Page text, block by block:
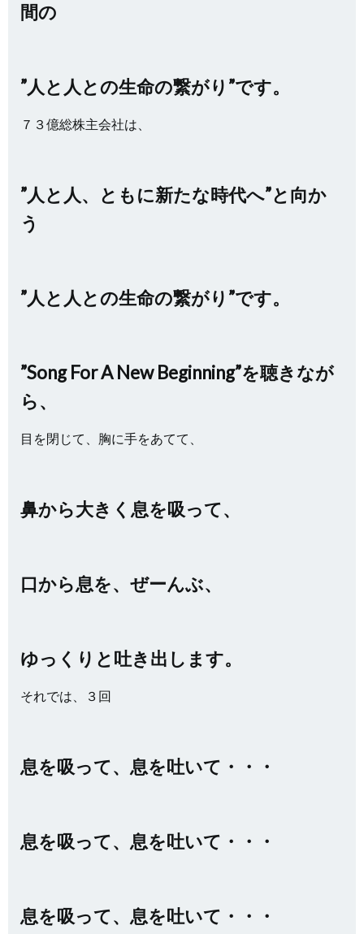
間の
”人と人との生命の繋がり”です。
７３億総株主会社は、
”人と人、ともに新たな時代へ”と向か
う
”人と人との生命の繋がり”です。
”Song For A New Beginning”を聴きなが
ら、
目を閉じて、胸に手をあてて、
鼻から大きく息を吸って、
口から息を、ぜーんぶ、
ゆっくりと吐き出します。
それでは、３回
息を吸って、息を吐いて・・・
息を吸って、息を吐いて・・・
息を吸って、息を吐いて・・・